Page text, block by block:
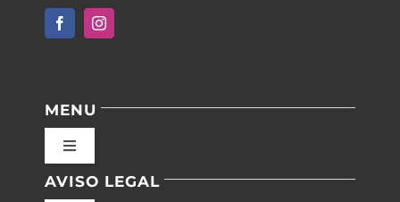
MENU
Toggle
Inicio
AVISO LEGAL